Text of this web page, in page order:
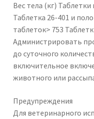
Вес тела (кг)
Таблетка 26-401 и
таблеток> 753
Администрировать
до суточного
включительное
животного или
Предупреждения
Для ветеринарного